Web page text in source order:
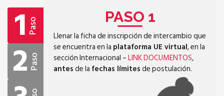
1 Paso
2 Paso
PASO 1
Llenar la ficha de inscripción de intercambio que
se encuentra en la plataforma UE virtual, en la
sección Internacional –LINK DOCUMENTOS,
antesde la fechas límitesde postulación.